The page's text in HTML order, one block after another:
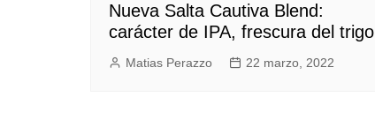
Nueva Salta Cautiva Blend:
carácter de IPA, frescura del trigo
Matias Perazzo 22 marzo, 2022